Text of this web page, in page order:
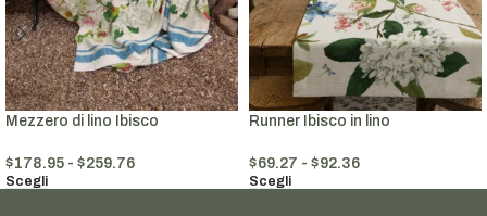
Mezzero di lino Ibisco
$178.95 - $259.76
Scegli
Runner Ibisco in lino
$69.27 - $92.36
Scegli